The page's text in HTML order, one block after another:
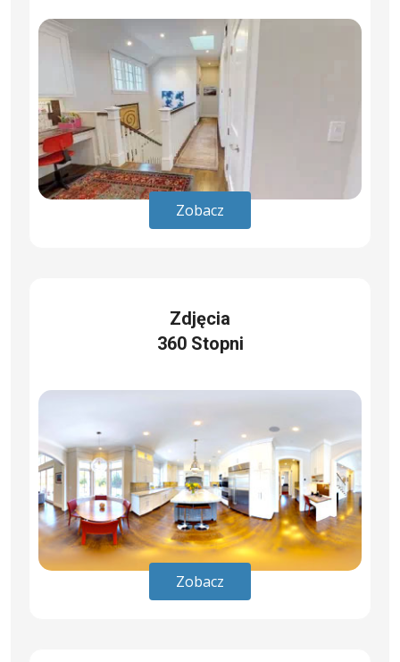
Zobacz
Zdjęcia
360 Stopni
Zobacz